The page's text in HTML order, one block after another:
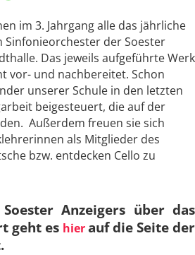
im 3. Jahrgang alle das jährliche
der Soester
Das jeweils aufgeführte Werk
vor- und nachbereitet. Schon
unserer Schule in den letzten
beigesteuert, die auf der
Außerdem freuen sie sich
als Mitglieder des
bzw. entdecken Cello zu
Anzeigers über das
geht es hierauf die Seite der